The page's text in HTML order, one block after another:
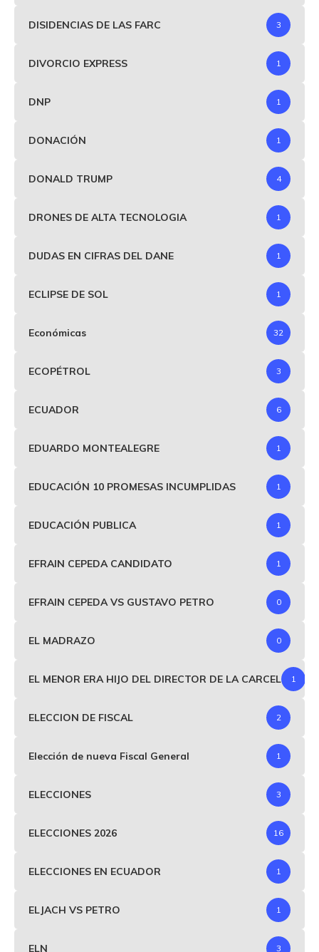
DISIDENCIAS DE LAS FARC 3
DIVORCIO EXPRESS 1
DNP 1
DONACIÓN 1
DONALD TRUMP 4
DRONES DE ALTA TECNOLOGIA 1
DUDAS EN CIFRAS DEL DANE 1
ECLIPSE DE SOL 1
Económicas 32
ECOPÉTROL 3
ECUADOR 6
EDUARDO MONTEALEGRE 1
EDUCACIÓN 10 PROMESAS INCUMPLIDAS 1
EDUCACIÓN PUBLICA 1
EFRAIN CEPEDA CANDIDATO 1
EFRAIN CEPEDA VS GUSTAVO PETRO 0
EL MADRAZO 0
EL MENOR ERA HIJO DEL DIRECTOR DE LA CARCEL 1
ELECCION DE FISCAL 2
Elección de nueva Fiscal General 1
ELECCIONES 3
ELECCIONES 2026 16
ELECCIONES EN ECUADOR 1
ELJACH VS PETRO 1
ELN 3